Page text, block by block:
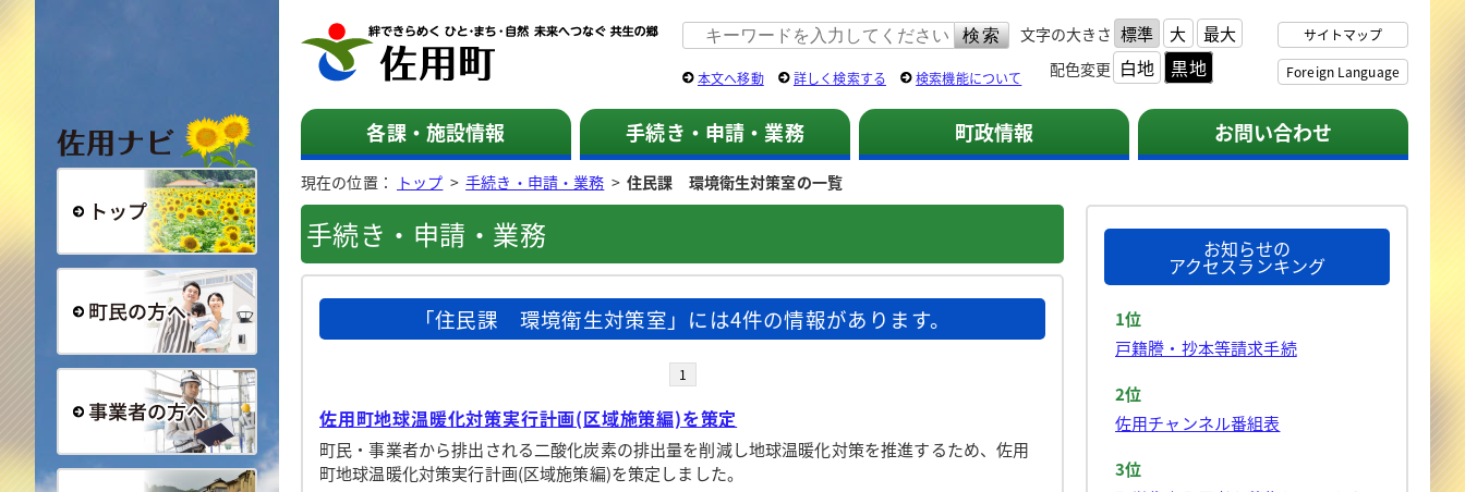
総合トップ
事業者の方へ
佐用町 公式ホームページ 文字の大きさ 標準 大 最大
配色変更 白地 黒地
サイトマップ
Foreign Language
本文へ移動 詳しく検索する 検索機能について
各課・施設情報 手続き・申請・業務 町政情報 お問い合わせ
現在の位置： トップ >手続き・申請・業務 >住民課 環境衛生対策室の一覧
手続き・申請・業務
「住民課 環境衛生対策室」には4件の情報があります。
1
佐用町地球温暖化対策実行計画(区域施策編)を策定
町民・事業者から排出される二酸化炭素の排出量を削減し地球温暖化対策を推進するため、佐用
町地球温暖化対策実行計画(区域施策編)を策定しました。
お知らせの
アクセスランキング
1位
戸籍謄・抄本等請求手続
2位
佐用チャンネル番組表
3位